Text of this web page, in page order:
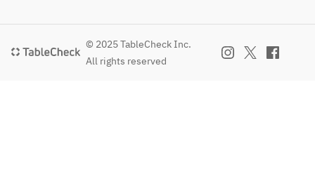
© 2025 TableCheck Inc.
All rights reserved